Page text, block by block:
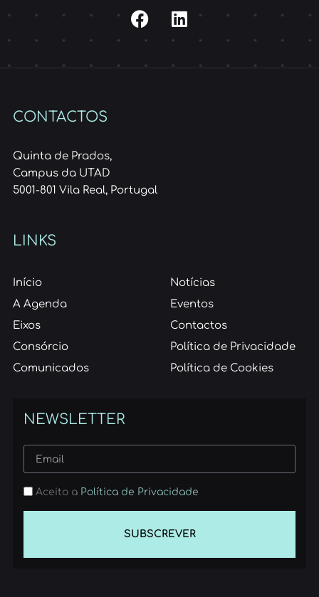
CONTACTOS
Quinta de Prados,
Campus da UTAD
5001-801 Vila Real, Portugal
LINKS
Início
A Agenda
Eixos
Consórcio
Comunicados
Notícias
Eventos
Contactos
Política de Privacidade
Política de Cookies
NEWSLETTER
Aceito a Política de Privacidade
SUBSCREVER